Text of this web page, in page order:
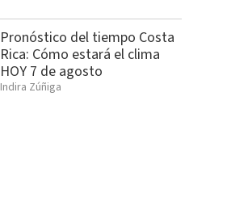
Pronóstico del tiempo Costa
Rica: Cómo estará el clima
HOY 7 de agosto
Indira Zúñiga